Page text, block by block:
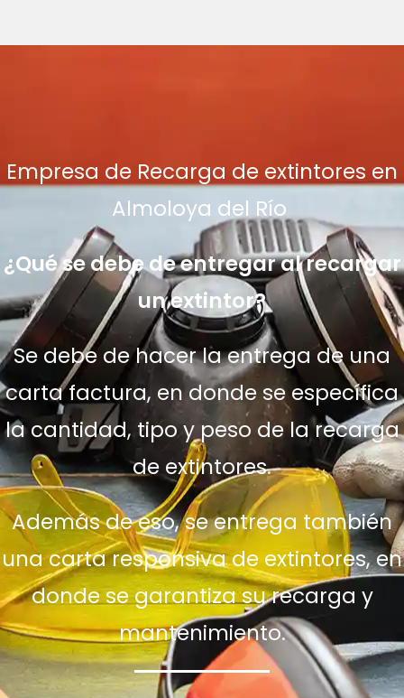
Empresa de Recarga de extintores en
Almoloya del Río
¿Qué se debe de entregar al recargar
un extintor?
Se debe de hacer la entrega de una
carta factura, en donde se específica
la cantidad, tipo y peso de la recarga
de extintores.
Además de eso, se entrega también
una carta responsiva de extintores, en
donde se garantiza su recarga y
mantenimiento.